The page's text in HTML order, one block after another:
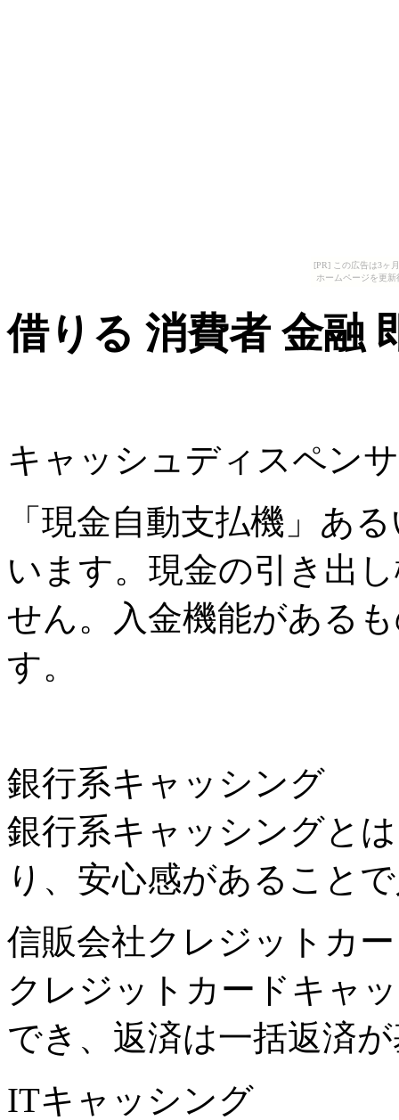
[PR] この広告は3ヶ
ホームページを更
借りる 消費者 金融
キャッシュディスペン
「現金自動支払機」あ
います。現金の引き出
せん。入金機能がある
す。
銀行系キャッシング
銀行系キャッシングと
り、安心感があること
信販会社クレジットカ
クレジットカードキャ
でき、返済は一括返済
ITキャッシング